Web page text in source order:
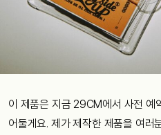
이 제품은 지금 29CM에서 사전 예
어둘게요. 제가 제작한 제품을 여러